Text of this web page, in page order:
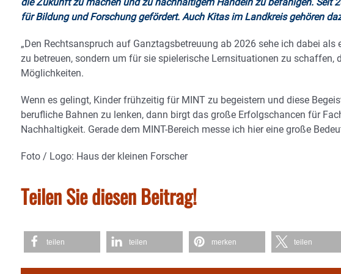
für Bildung und Forschung gefördert. Auch Kitas im Landkreis gehören
„Den Rechtsanspruch auf Ganztagsbetreuung ab 2026 sehe ich dabei
zu betreuen, sondern um für sie spielerische Lernsituationen zu
Möglichkeiten.
Wenn es gelingt, Kinder frühzeitig für MINT zu begeistern und diese
berufliche Bahnen zu lenken, dann birgt das große Erfolgschancen für
Nachhaltigkeit. Gerade dem MINT-Bereich messe ich hier eine große
Foto / Logo: Haus der kleinen Forscher
Teilen Sie diesen Beitrag!
teilen teilen merken teilen